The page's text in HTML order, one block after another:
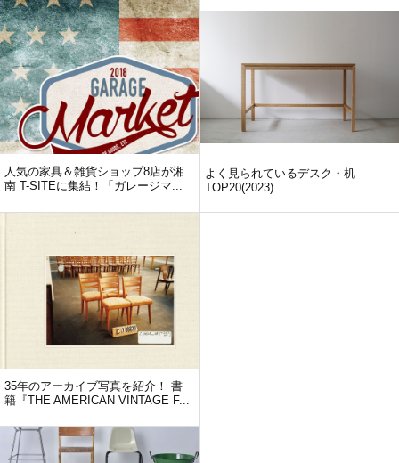
人気の家具＆雑貨ショップ8店が湘
南 T-SITEに集結！「ガレージマ...
35年のアーカイブ写真を紹介！ 書
籍『THE AMERICAN VINTAGE F...
よく見られているデスク・机
TOP20(2023)